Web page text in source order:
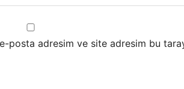
posta adresim ve site adresim bu